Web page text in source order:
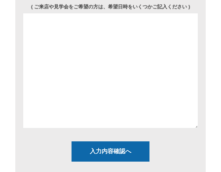
( ご来店や見学会をご希望の方は、希望日時をいくつかご記入ください )